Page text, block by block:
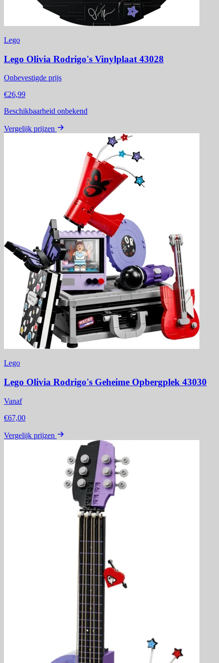
Lego
Lego Olivia Rodrigo's Vinylplaat 43028
Onbevestigde prijs
€26,99
Beschikbaarheid onbekend
Vergelijk prijzen
Lego
Lego Olivia Rodrigo's Geheime Opbergplek 43030
Vanaf
€67,00
Vergelijk prijzen